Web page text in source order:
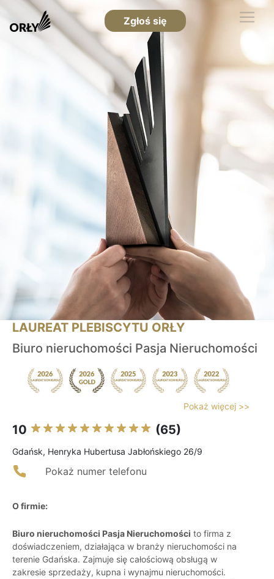
Zgłoś się
LAUREAT PLEBISCYTU ORŁY
Biuro nieruchomości Pasja Nieruchomości
Pokaż więcej >>
10 (65)
Gdańsk, Henryka Hubertusa Jabłońskiego 26/9
Pokaż numer telefonu
O firmie:
Biuro nieruchomości Pasja Nieruchomości to firma z
doświadczeniem, działająca w branży nieruchomości na
terenie Gdańska. Zajmuje się całościową obsługą w
zakresie sprzedaży, kupna i wynajmu nieruchomości.